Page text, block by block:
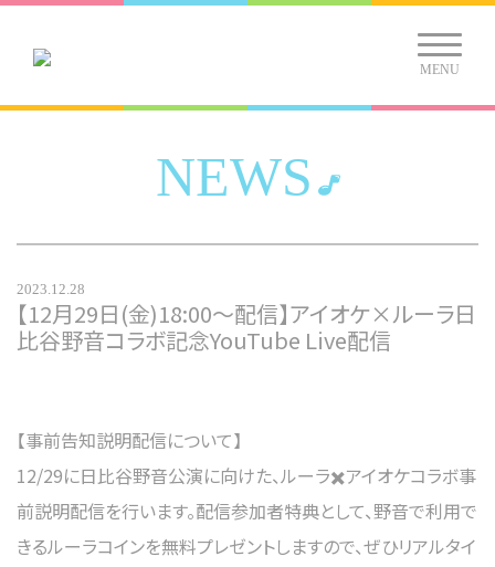
MENU
NEWS
2023.12.28
【12月29日(金)18:00～配信】アイオケ×ルーラ日
比谷野音コラボ記念YouTube Live配信
【事前告知説明配信について】
12/29に日比谷野音公演に向けた、ルーラ✖️アイオケコラボ事
前説明配信を行います。配信参加者特典として、野音で利用で
きるルーラコインを無料プレゼントしますので、ぜひリアルタイ